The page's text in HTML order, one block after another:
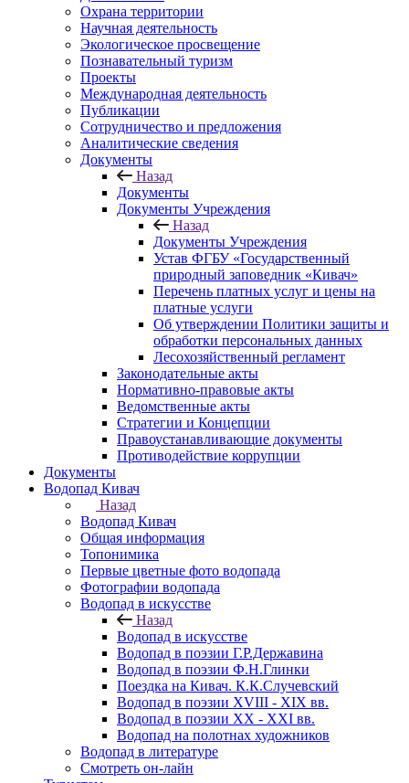
Охрана территории
Научная деятельность
Экологическое просвещение
Познавательный туризм
Проекты
Международная деятельность
Публикации
Сотрудничество и предложения
Аналитические сведения
Документы
Назад
Документы
Документы Учреждения
Назад
Документы Учреждения
Устав ФГБУ «Государственный
природный заповедник «Кивач»
Перечень платных услуг и цены на
платные услуги
Об утверждении Политики защиты и
обработки персональных данных
Лесохозяйственный регламент
Законодательные акты
Нормативно-правовые акты
Ведомственные акты
Стратегии и Концепции
Правоустанавливающие документы
Противодействие коррупции
Документы
Водопад Кивач
Назад
Водопад Кивач
Общая информация
Топонимика
Первые цветные фото водопада
Фотографии водопада
Водопад в искусстве
Назад
Водопад в искусстве
Водопад в поэзии Г.Р.Державина
Водопад в поэзии Ф.Н.Глинки
Поездка на Кивач. К.К.Случевский
Водопад в поэзии XVIII - XIX вв.
Водопад в поэзии XX - XXI вв.
Водопад на полотнах художников
Водопад в литературе
Смотреть он-лайн